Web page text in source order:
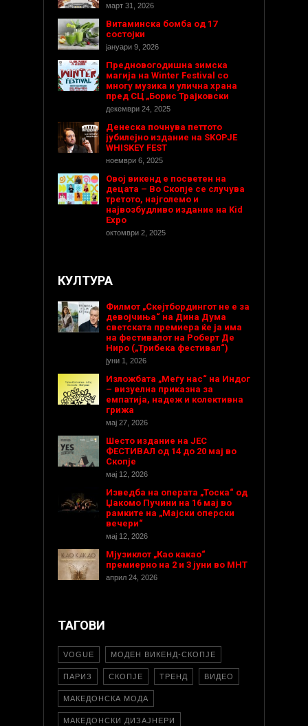
март 31, 2026
Витаминска бомба од 17
состојки
јануари 9, 2026
Предновогодишнa зимска
магија на Winter Festival со
многу музика и улична храна
пред СЦ „Борис Трајковски
декември 24, 2025
Денеска почнува петтото
јубилејно издание на SKOPJE
WHISKEY FEST
ноември 6, 2025
Овој викенд е посветен на
децата – Во Скопје се случува
третото, најголемо и
највозбудливо издание на Kid
Expo
октомври 2, 2025
КУЛТУРА
Филмот „Скејтбордингот не е за
девојчиња“ на Дина Дума
светската премиера ќе ја има
на фестивалот на Роберт Де
Ниро („Трибека фестивал“)
јуни 1, 2026
Изложбата „Меѓу нас“ на Индог
– визуелна приказна за
емпатија, надеж и колективна
грижа
мај 27, 2026
Шесто издание на ЈЕС
ФЕСТИВАЛ од 14 до 20 мај во
Скопје
мај 12, 2026
Изведба на операта „Тоска“ од
Џакомо Пучини на 16 мај во
рамките на „Мајски оперски
вечери“
мај 12, 2026
Мјузиклот „Као какао“
премиерно на 2 и 3 јуни во МНТ
април 24, 2026
ТАГОВИ
VOGUE МОДЕН ВИКЕНД-СКОПЈЕ
ПАРИЗ СКОПЈЕ ТРЕНД ВИДЕО
МАКЕДОНСКА МОДА
МАКЕДОНСКИ ДИЗАЈНЕРИ